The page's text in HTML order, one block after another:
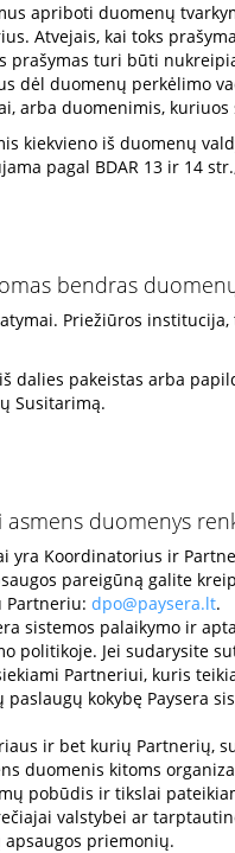
apriboti duomenų
Atvejais, kai toks
prašymas turi būti
dėl duomenų perkėlimo
arba duomenimis,
kiekvieno iš duomenų
pagal BDAR 13 ir 14
bendras
Priežiūros
dalies pakeistas arba
Susitarimą.
duomenys
yra Koordinatorius ir
pareigūną galite
Partneriu: dpo@paysera.lt.
sistemos palaikymo ir
politikoje. Jei sudarysite
Partneriui, kuris
kokybę Paysera
ir bet kurių Partnerių,
duomenis kitoms
pobūdis ir tikslai
valstybei ar
priemonių.